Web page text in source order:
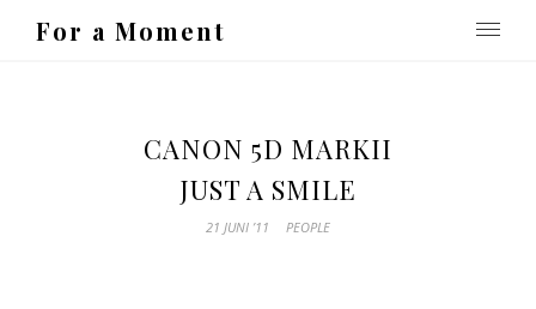
For a Moment
CANON 5D MARKII
JUST A SMILE
21 JUNI ’11 PEOPLE